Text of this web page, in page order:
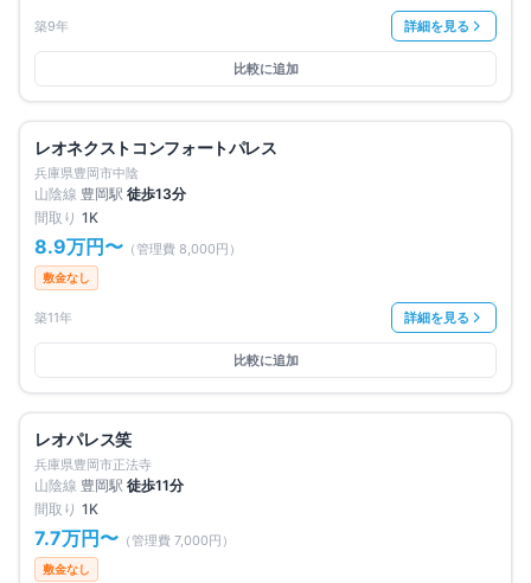
築9年 詳細を見る
比較に追加
仲介手数料無料
レオネクストコンフォートパレス
兵庫県豊岡市中陰
山陰線 豊岡駅 徒歩13分
間取り 1K
8.9万円 〜 （管理費 8,000円 ）
敷金なし
築11年 詳細を見る
比較に追加
仲介手数料無料
レオパレス笑
兵庫県豊岡市正法寺
山陰線 豊岡駅 徒歩11分
間取り 1K
7.7万円 〜 （管理費 7,000円 ）
敷金なし